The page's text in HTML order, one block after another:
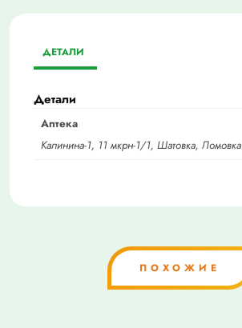
ДЕТАЛИ
Детали
Аптека
Калинина-1, 11 мкрн-1/1, Шатовка, Ломовка
ПОХОЖИЕ